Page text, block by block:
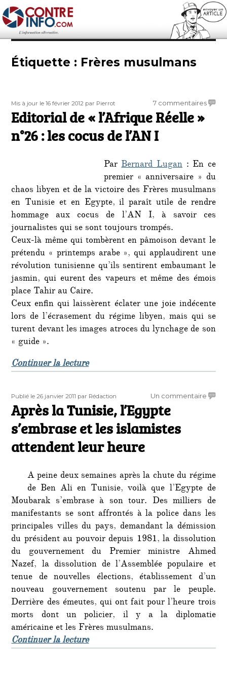
Contre-Info
Étiquette : Frères musulmans
Publié
le
Mis à jour le 16 février 2012 Auteur
par Pierrot 7 commentairessur
»
n°26
:
les
de
Editorial de « l’Afrique Réelle »
n°26 : les cocus de l’AN I
ParBernard Lugan: En ce
premier « anniversaire » du
chaos libyen et de la victoire des Frères musulmans
en Tunisie et en Egypte, il paraît utile de rendre
hommage aux cocus de l’AN I, à savoir ces
journalistes qui se sont toujours trompés.
Ceux-là même qui tombèrent en pâmoison devant le
prétendu « printemps arabe », qui applaudirent une
révolution tunisienne qu’ils sentirent embaumant le
jasmin, qui eurent des vapeurs et même des émois
place Tahir au Caire.
Ceux enfin qui laissèrent éclater une joie indécente
lors de l’écrasement du régime libyen, mais qui se
turent devant les images atroces du lynchage de son
« guide ».
Continuer la lecturede « Editorial de « l’Afrique
Publié
le
Publié le 26 janvier 2011 Auteur
par Rédaction Un commentairesur
leur
heure
Après la Tunisie, l’Egypte
s’embrase et les islamistes
attendent leur heure
A peine deux semaines après la chute du régime
de Ben Ali en Tunisie, voilà que l’Egypte de
Moubarak s’embrase à son tour. Des milliers de
manifestants se sont affrontés à la police dans les
principales villes du pays, demandant la démission
du président au pouvoir depuis 1981, la dissolution
du gouvernement du Premier ministre Ahmed
Nazef, la dissolution de l’Assemblée populaire et
tenue de nouvelles élections, établissement d’un
nouveau gouvernement soutenu par le peuple.
Derrière des émeutes, qui ont fait pour l’heure trois
morts dont un policier, il y a la diplomatie
américaine et les Frères musulmans.
Continuer la lecturede « Après la Tunisie, l’Egypte